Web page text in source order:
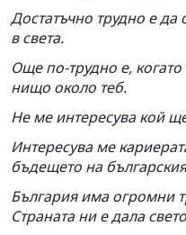
Достатъчно трудно е да
в света.
Още по-трудно е,
нищо около теб.
Не ме интересува кой
Интересува ме
бъдещето на
България има огромни
Страната ни е дала